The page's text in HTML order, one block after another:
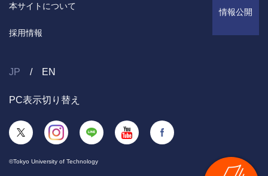
情報公開
本サイトについて
採用情報
JP EN
PC表示切り替え
©Tokyo University of Technology